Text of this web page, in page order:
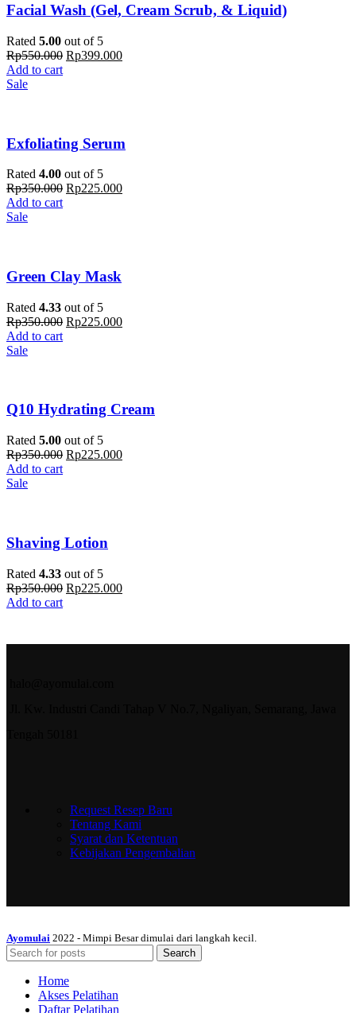
Facial Wash (Gel, Cream Scrub, & Liquid)
Rated 5.00 out of 5
Rp550.000 Rp399.000
Add to cart
Sale
Exfoliating Serum
Rated 4.00 out of 5
Rp350.000 Rp225.000
Add to cart
Sale
Green Clay Mask
Rated 4.33 out of 5
Rp350.000 Rp225.000
Add to cart
Sale
Q10 Hydrating Cream
Rated 5.00 out of 5
Rp350.000 Rp225.000
Add to cart
Sale
Shaving Lotion
Rated 4.33 out of 5
Rp350.000 Rp225.000
Add to cart
Request Resep Baru
Tentang Kami
Syarat dan Ketentuan
Kebijakan Pengembalian
Ayomulai 2022 - Mimpi Besar dimulai dari langkah kecil.
Search
Home
Akses Pelatihan
Daftar Pelatihan